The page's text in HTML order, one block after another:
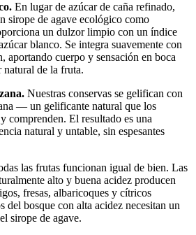
En lugar de azúcar de caña refinado,
sirope de agave ecológico como
un dulzor limpio con un índice
blanco. Se integra suavemente con
aportando cuerpo y sensación en boca
natural de la fruta.
Nuestras conservas se gelifican con
— un gelificante natural que los
comprenden. El resultado es una
natural y untable, sin espesantes
las frutas funcionan igual de bien. Las
alto y buena acidez producen
fresas, albaricoques y cítricos
del bosque con alta acidez necesitan un
sirope de agave.